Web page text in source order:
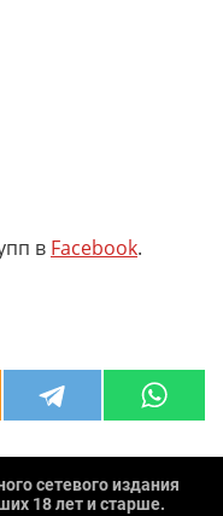
в Facebook.
сетевого издания
18 лет и старше.